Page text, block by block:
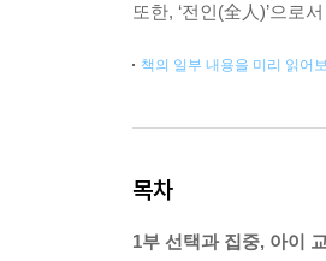
또한, ‘전인(全人)’으로
책의 일부 내용을 미리 읽어
목차
1부 선택과 집중, 아이